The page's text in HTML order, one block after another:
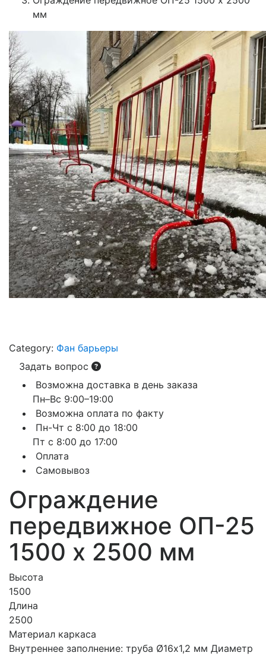
мм
Category: Фан барьеры
Задать вопрос
Возможна доставка в день заказа
Пн–Вс 9:00–19:00
Возможна оплата по факту
Пн-Чт с 8:00 до 18:00
Пт с 8:00 до 17:00
Оплата
Самовывоз
Ограждение
передвижное ОП-25
1500 х 2500 мм
Высота
1500
Длина
2500
Материал каркаса
Внутреннее заполнение: труба Ø16х1,2 мм Диаметр